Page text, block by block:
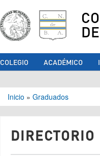
COLEGIO ACADÉMICO
Se
Inicio » Graduados
DIRECTORIO